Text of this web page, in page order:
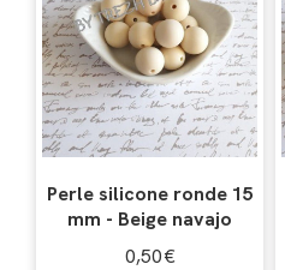
Perle silicone ronde 15
mm - Beige navajo
0,50€